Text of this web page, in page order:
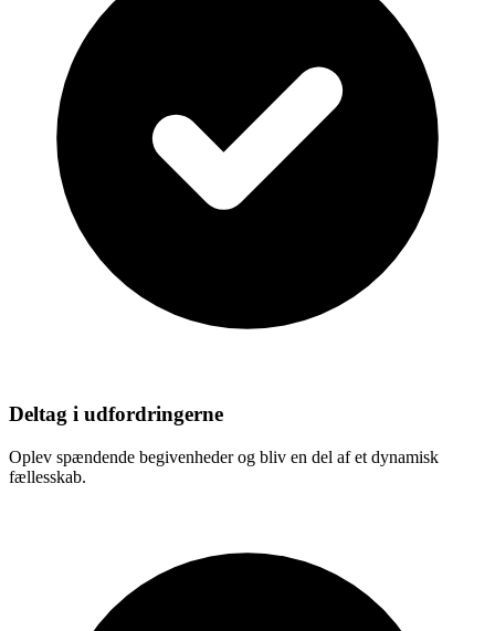
Deltag i udfordringerne
Oplev spændende begivenheder og bliv en del af et dynamisk
fællesskab.